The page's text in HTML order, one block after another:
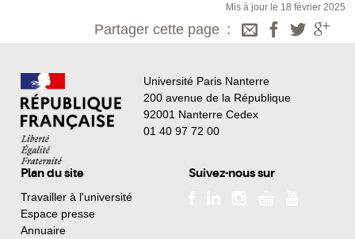
Mis à jour le 18 février 2025
Partager cette page
Université Paris Nanterre
200 avenue de la République
92001 Nanterre Cedex
01 40 97 72 00
Plan du site
Travailler à l'université
Espace presse
Annuaire
Suivez-nous sur